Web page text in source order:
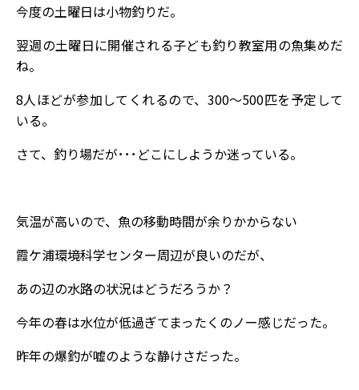
今度の土曜日は小物釣りだ。
翌週の土曜日に開催される子ども釣り教室用の魚集めだ
ね。
8人ほどが参加してくれるので、300～500匹を予定して
いる。
さて、釣り場だが･･･どこにしようか迷っている。
気温が高いので、魚の移動時間が余りかからない
霞ケ浦環境科学センター周辺が良いのだが、
あの辺の水路の状況はどうだろうか？
今年の春は水位が低過ぎてまったくのノー感じだった。
昨年の爆釣が嘘のような静けさだった。